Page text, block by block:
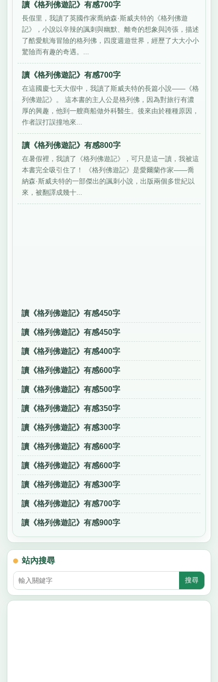
讀《格列佛遊記》有感700字
長假里，我讀了英國作家喬納森·斯威夫特的《格列佛遊
記》，小說以辛辣的諷刺與幽默、離奇的想象與誇張，描述
了酷愛航海冒險的格列佛，四度週遊世界，經歷了大大小小
驚險而有趣的奇遇。...
讀《格列佛遊記》有感700字
在這國慶七天大假中，我讀了斯威夫特的長篇小說——《格
列佛遊記》。 這本書的主人公是格列佛，因為對旅行有濃
厚的興趣，他到一艘商船做外科醫生。後來由於種種原因，
作者誤打誤撞地來...
讀《格列佛遊記》有感800字
在暑假裡，我讀了《格列佛遊記》，可只是這一讀，我被這
本書完全吸引住了！ 《格列佛遊記》是愛爾蘭作家——喬
納森·斯威夫特的一部傑出的諷刺小說，出版兩個多世紀以
來，被翻譯成幾十...
讀《格列佛遊記》有感450字
讀《格列佛遊記》有感450字
讀《格列佛遊記》有感400字
讀《格列佛遊記》有感600字
讀《格列佛遊記》有感500字
讀《格列佛遊記》有感350字
讀《格列佛遊記》有感300字
讀《格列佛遊記》有感600字
讀《格列佛遊記》有感600字
讀《格列佛遊記》有感300字
讀《格列佛遊記》有感700字
讀《格列佛遊記》有感900字
站內搜尋